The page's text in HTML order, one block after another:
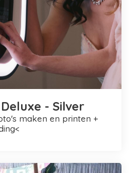
- Silver